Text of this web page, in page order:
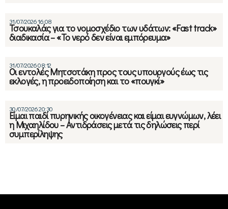
31/07/2026 16:08
Τσουκαλάς για το νομοσχέδιο των υδάτων: «Fast track»
διαδικασία – «Το νερό δεν είναι εμπόρευμα»
31/07/2026 08:12
Οι εντολές Μητσοτάκη προς τους υπουργούς έως τις
εκλογές, η προειδοποίηση και το «πουγκί»
30/07/2026 20:30
Είμαι παιδί πυρηνικής οικογένειας και είμαι ευγνώμων, λέει
η Μιχαηλίδου – Αντιδράσεις μετά τις δηλώσεις περί
συμπερίληψης